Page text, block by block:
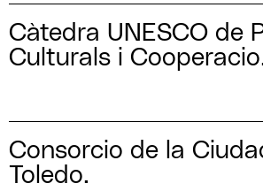
Càtedra UNESCO de
Culturals i
Consorcio de la
Toledo.